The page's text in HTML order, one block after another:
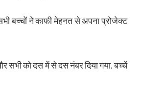
बच्चों ने काफी मेहनत से अपना प्रोजेक्ट
सभी को दस में से दस नंबर दिया गया. बच्चें